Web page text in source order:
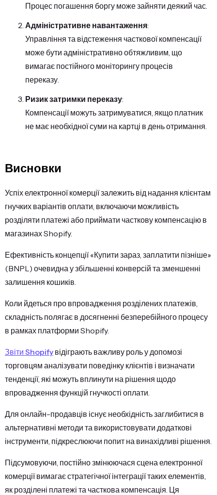
Процес погашення боргу може зайняти деякий час.
Адміністративне навантаження:
Управління та відстеження часткової компенсації
може бути адміністративно обтяжливим, що
вимагає постійного моніторингу процесів
переказу.
Ризик затримки переказу:
Компенсації можуть затримуватися, якщо платник
не має необхідної суми на картці в день отримання.
Висновки
Успіх електронної комерції залежить від надання клієнтам
гнучких варіантів оплати, включаючи можливість
розділяти платежі або приймати часткову компенсацію в
магазинах Shopify.
Ефективність концепції «Купити зараз, заплатити пізніше»
(BNPL) очевидна у збільшенні конверсій та зменшенні
залишення кошиків.
Коли йдеться про впровадження розділених платежів,
складність полягає в досягненні безперебійного процесу
в рамках платформи Shopify.
Звіти Shopify відіграють важливу роль у допомозі
торговцям аналізувати поведінку клієнтів і визначати
тенденції, які можуть вплинути на рішення щодо
впровадження функцій гнучкості оплати.
Для онлайн-продавців існує необхідність заглибитися в
альтернативні методи та використовувати додаткові
інструменти, підкреслюючи попит на винахідливі рішення.
Підсумовуючи, постійно змінюючася сцена електронної
комерції вимагає стратегічної інтеграції таких елементів,
як розділені платежі та часткова компенсація. Ця